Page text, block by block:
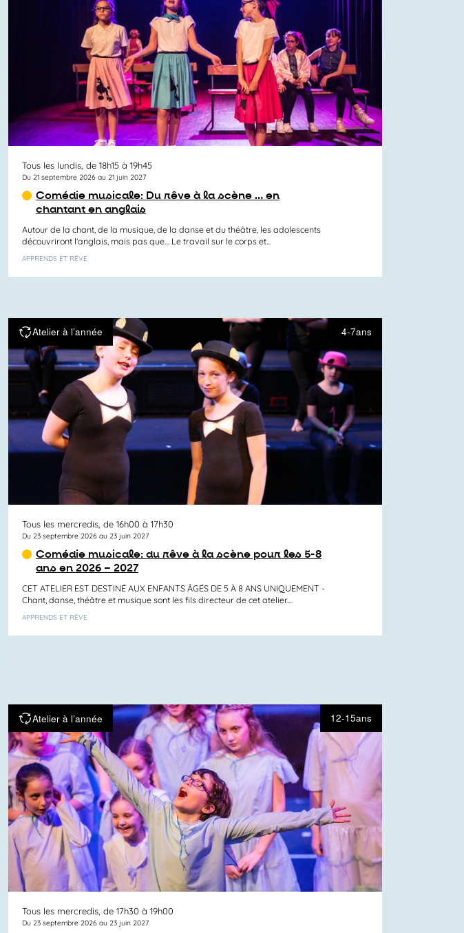
Tous les lundis, de 18h15 à 19h45
Du 21 septembre 2026 au 21 juin 2027
Comédie musicale: Du rêve à la scène … en
chantant en anglais
Autour de la chant, de la musique, de la danse et du théâtre, les adolescents
découvriront l’anglais, mais pas que… Le travail sur le corps et...
APPRENDS ET RÊVE
Atelier à l’année 4-7ans
Tous les mercredis, de 16h00 à 17h30
Du 23 septembre 2026 au 23 juin 2027
Comédie musicale: du rêve à la scène pour les 5-8
ans en 2026 – 2027
CET ATELIER EST DESTINÉ AUX ENFANTS ÂGÉS DE 5 À 8 ANS UNIQUEMENT -
Chant, danse, théâtre et musique sont les fils directeur de cet atelier....
APPRENDS ET RÊVE
Atelier à l’année 12-15ans
Tous les mercredis, de 17h30 à 19h00
Du 23 septembre 2026 au 23 juin 2027